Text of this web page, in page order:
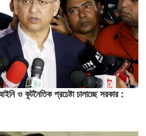
ও কূটনৈতিক প্রচেষ্টা চালাচ্ছে সরকার :